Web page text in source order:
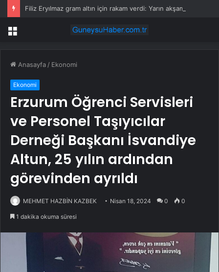
Menü
Anasayfa / Ekonomi
Ekonomi
Erzurum Öğrenci Servisleri
ve Personel Taşıyıcılar
Derneği Başkanı İsvandiye
Altun, 25 yılın ardından
görevinden ayrıldı
MEHMET HAZBİN KAZBEK Nisan 18, 2024 0 0
1 dakika okuma süresi